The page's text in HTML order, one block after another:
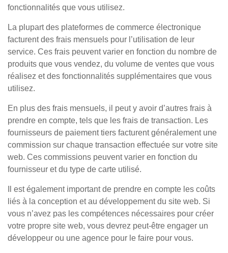
fonctionnalités que vous utilisez.
La plupart des plateformes de commerce électronique
facturent des frais mensuels pour l’utilisation de leur
service. Ces frais peuvent varier en fonction du nombre de
produits que vous vendez, du volume de ventes que vous
réalisez et des fonctionnalités supplémentaires que vous
utilisez.
En plus des frais mensuels, il peut y avoir d’autres frais à
prendre en compte, tels que les frais de transaction. Les
fournisseurs de paiement tiers facturent généralement une
commission sur chaque transaction effectuée sur votre site
web. Ces commissions peuvent varier en fonction du
fournisseur et du type de carte utilisé.
Il est également important de prendre en compte les coûts
liés à la conception et au développement du site web. Si
vous n’avez pas les compétences nécessaires pour créer
votre propre site web, vous devrez peut-être engager un
développeur ou une agence pour le faire pour vous.